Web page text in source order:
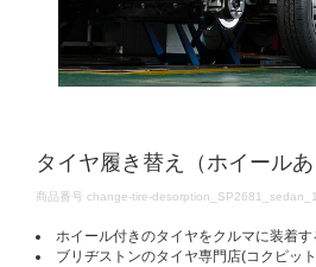
タイヤ履き替え（ホイール
DETAILS
商品番号 change-tire-
ホイール付きのタイヤをクルマに装着す
ブリヂストンのタイヤ専門店(コクピッ